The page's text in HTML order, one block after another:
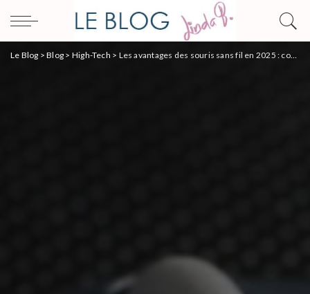
Le Blog >Blog > High-Tech > Les avantages des souris sans fil en 2025 : confort et praticité à portée de main